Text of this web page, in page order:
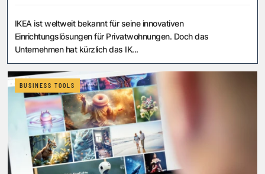
IKEA ist weltweit bekannt für seine innovativen
Einrichtungslösungen für Privatwohnungen. Doch das
Unternehmen hat kürzlich das IK...
BUSINESS TOOLS